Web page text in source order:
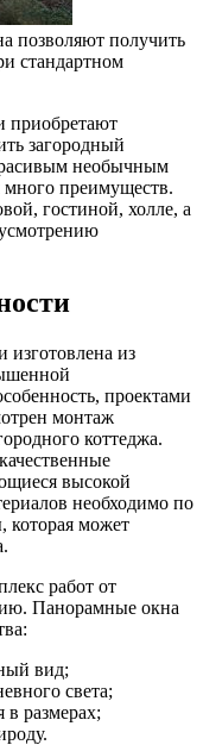
позволяют получить
стандартном
приобретают
загородный
необычным
много преимуществ.
гостиной, холле, а
изготовлена из
проектами
монтаж
коттеджа.
высокой
необходимо по
которая может
работ от
Панорамные окна
вид;
света;
в размерах;